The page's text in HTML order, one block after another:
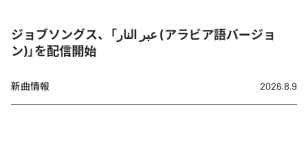
ジョブソングス、「عبر النار (アラビア語バージョ
ン)」を配信開始
新曲情報 2026.8.9